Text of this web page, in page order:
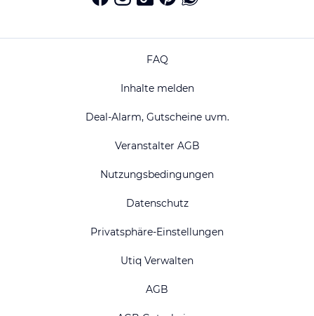
FAQ
Inhalte melden
Deal-Alarm, Gutscheine uvm.
Veranstalter AGB
Nutzungsbedingungen
Datenschutz
Privatsphäre-Einstellungen
Utiq Verwalten
AGB